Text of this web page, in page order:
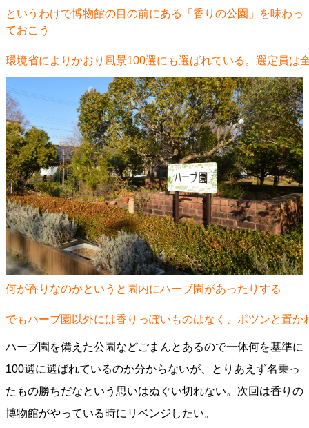
というわけで博物館の目の前にある「香りの公園」を味わっ
ておこう
環境省によりかおり風景100選にも選ばれている。選定員は
何が香りなのかというと園内にハーブ園があったりする
でもハーブ園以外には香りっぽいものはなく、ポツンと置
ハーブ園を備えた公園などごまんとあるので一体何を基準に
100選に選ばれているのか分からないが、とりあえず名乗っ
たもの勝ちだなという思いはぬぐい切れない。次回は香りの
博物館がやっている時にリベンジしたい。